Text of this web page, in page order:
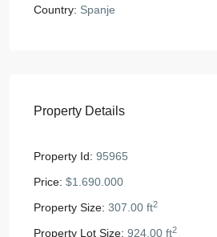
Country: Spanje
Property Details
Property Id: 95965
Price: $1.690.000
Property Size: 307.00 ft2
Property Lot Size: 924.00 ft2